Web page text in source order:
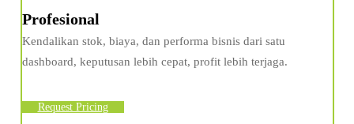
Profesional
Kendalikan stok, biaya, dan performa bisnis dari satu
dashboard, keputusan lebih cepat, profit lebih terjaga.
Request Pricing